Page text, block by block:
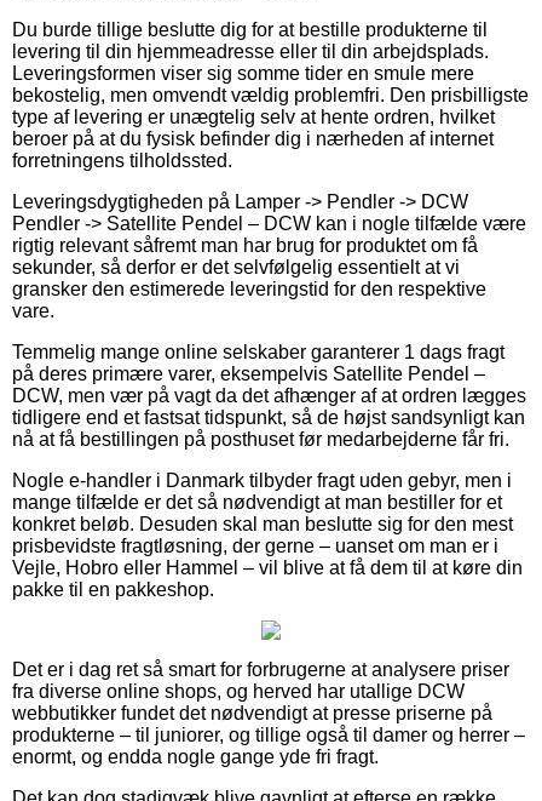
Du burde tillige beslutte dig for at bestille produkterne til
levering til din hjemmeadresse eller til din arbejdsplads.
Leveringsformen viser sig somme tider en smule mere
bekostelig, men omvendt vældig problemfri. Den prisbilligste
type af levering er unægtelig selv at hente ordren, hvilket
beroer på at du fysisk befinder dig i nærheden af internet
forretningens tilholdssted.
Leveringsdygtigheden på Lamper -> Pendler -> DCW
Pendler -> Satellite Pendel – DCW kan i nogle tilfælde være
rigtig relevant såfremt man har brug for produktet om få
sekunder, så derfor er det selvfølgelig essentielt at vi
gransker den estimerede leveringstid for den respektive
vare.
Temmelig mange online selskaber garanterer 1 dags fragt
på deres primære varer, eksempelvis Satellite Pendel –
DCW, men vær på vagt da det afhænger af at ordren lægges
tidligere end et fastsat tidspunkt, så de højst sandsynligt kan
nå at få bestillingen på posthuset før medarbejderne får fri.
Nogle e-handler i Danmark tilbyder fragt uden gebyr, men i
mange tilfælde er det så nødvendigt at man bestiller for et
konkret beløb. Desuden skal man beslutte sig for den mest
prisbevidste fragtløsning, der gerne – uanset om man er i
Vejle, Hobro eller Hammel – vil blive at få dem til at køre din
pakke til en pakkeshop.
Det er i dag ret så smart for forbrugerne at analysere priser
fra diverse online shops, og herved har utallige DCW
webbutikker fundet det nødvendigt at presse priserne på
produkterne – til juniorer, og tillige også til damer og herrer –
enormt, og endda nogle gange yde fri fragt.